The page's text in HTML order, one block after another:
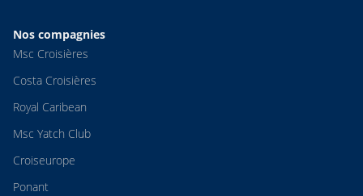
Nos compagnies
Msc Croisières
Costa Croisières
Royal Caribean
Msc Yatch Club
Croiseurope
Ponant